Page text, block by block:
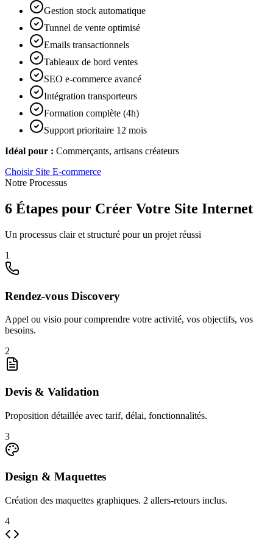
Gestion stock automatique
Tunnel de vente optimisé
Emails transactionnels
Tableaux de bord ventes
SEO e-commerce avancé
Intégration transporteurs
Formation complète (4h)
Support prioritaire 12 mois
Idéal pour : Commerçants, artisans créateurs
Choisir Site E-commerce
Notre Processus
6 Étapes pour Créer Votre Site Internet
Un processus clair et structuré pour un projet réussi
1
Rendez-vous Discovery
Appel ou visio pour comprendre votre activité, vos objectifs, vos
besoins.
2
Devis & Validation
Proposition détaillée avec tarif, délai, fonctionnalités.
3
Design & Maquettes
Création des maquettes graphiques. 2 allers-retours inclus.
4